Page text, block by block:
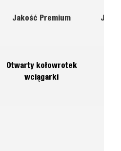
Jakość Premium
Otwarty kołowrotek
wciągarki